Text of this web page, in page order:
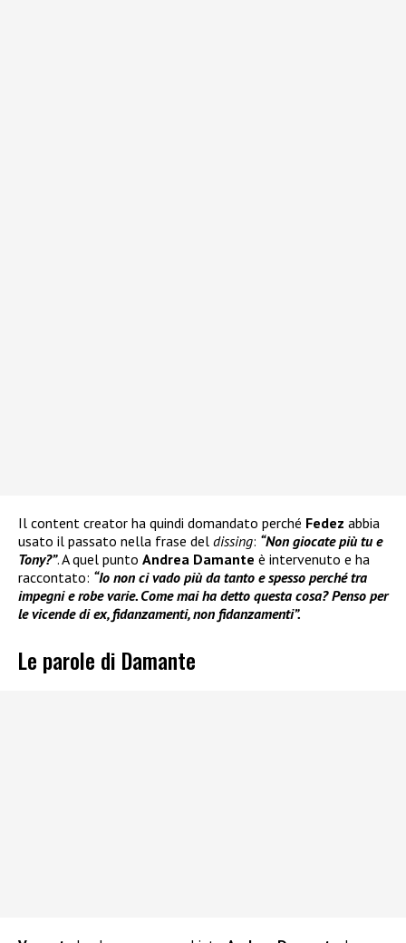
Il content creator ha quindi domandato perché Fedez abbia
usato il passato nella frase del dissing: “Non giocate più tu e
Tony?”. A quel punto Andrea Damante è intervenuto e ha
raccontato: “Io non ci vado più da tanto e spesso perché tra
impegni e robe varie. Come mai ha detto questa cosa? Penso per
le vicende di ex, fidanzamenti, non fidanzamenti”.
Le parole di Damante